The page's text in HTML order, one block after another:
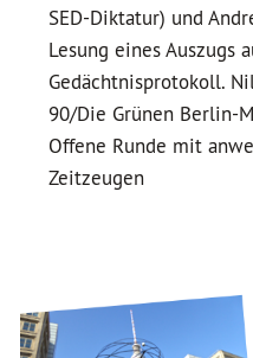
SED-Diktatur) und
Lesung eines Auszugs
Gedächtnisprotokoll.
90/Die Grünen Berlin-
Offene Runde mit
Zeitzeugen